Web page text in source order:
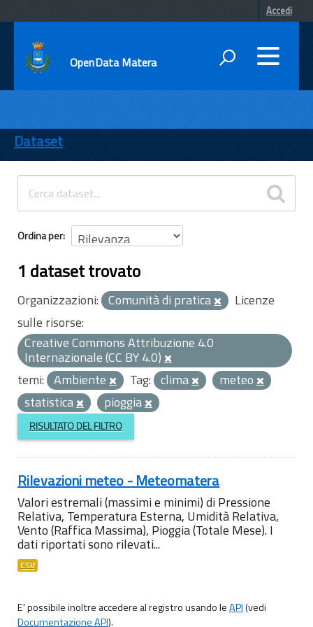
Accedi
OpenData Matera
ENTI
TEMI
INFORMAZIONI
Dataset
Ordina per
1 dataset trovato
Organizzazioni: Comunità di pratica
Licenze
sulle risorse:
Creative Commons Attribuzione 4.0
Internazionale (CC BY 4.0)
temi: Ambiente Tag: clima
meteo
statistica
pioggia
RISULTATO DEL FILTRO
Rilevazioni meteo - Meteomatera
Valori estremali (massimi e minimi) di Pressione
Relativa, Temperatura Esterna, Umidità Relativa,
Vento (Raffica Massima), Pioggia (Totale Mese). I
dati riportati sono rilevati...
CSV
E' possibile inoltre accedere al registro usando leAPI(vedi
Documentazione API).